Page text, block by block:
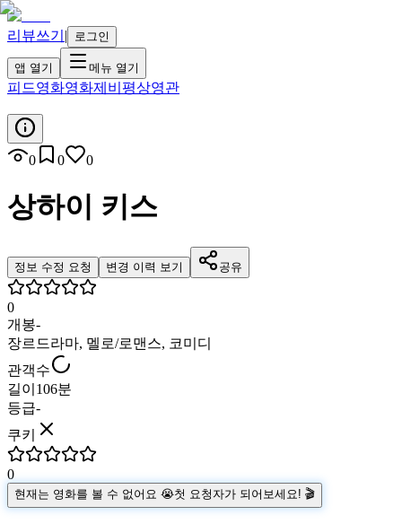
리뷰쓰기 | 로그인
앱 열기 메뉴 열기
피드영화영화제 비평상영관
0 0 0
상하이 키스
정보 수정 요청 변경 이력 보기 공유
0
개봉-
장르 드라마, 멜로/로맨스, 코미디
관객수
길이 106분
등급-
쿠키
0
현재는 영화를 볼 수 없어요 😭첫 요청자가 되어보세요! 🎬